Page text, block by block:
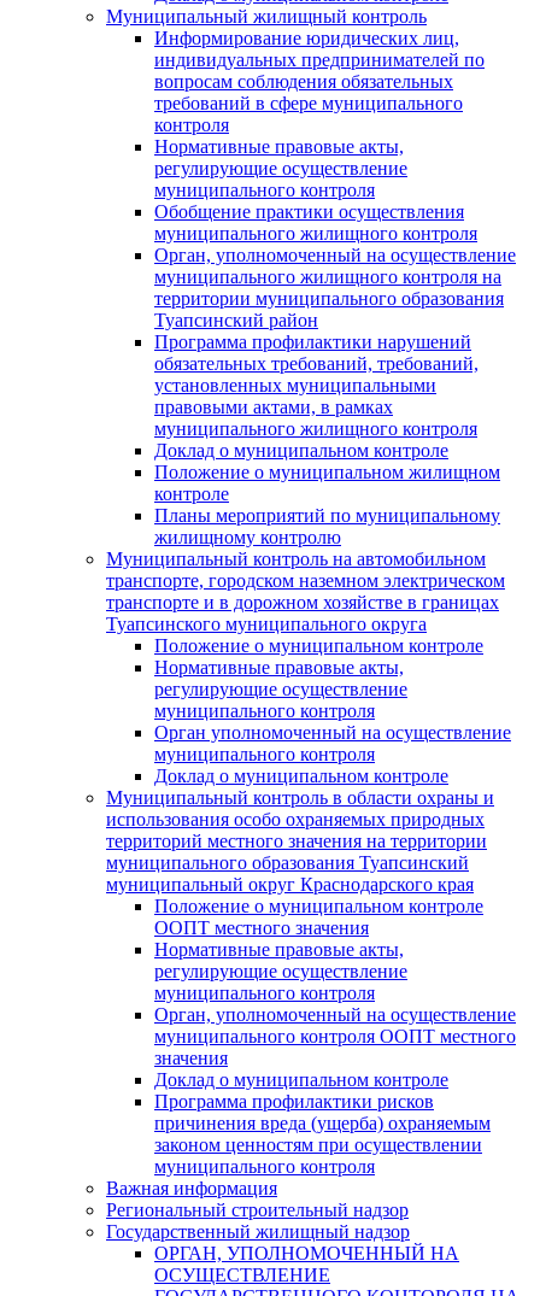
Муниципальный жилищный контроль
Информирование юридических лиц,
индивидуальных предпринимателей по
вопросам соблюдения обязательных
требований в сфере муниципального
контроля
Нормативные правовые акты,
регулирующие осуществление
муниципального контроля
Обобщение практики осуществления
муниципального жилищного контроля
Орган, уполномоченный на осуществление
муниципального жилищного контроля на
территории муниципального образования
Туапсинский район
Программа профилактики нарушений
обязательных требований, требований,
установленных муниципальными
правовыми актами, в рамках
муниципального жилищного контроля
Доклад о муниципальном контроле
Положение о муниципальном жилищном
контроле
Планы мероприятий по муниципальному
жилищному контролю
Муниципальный контроль на автомобильном
транспорте, городском наземном электрическом
транспорте и в дорожном хозяйстве в границах
Туапсинского муниципального округа
Положение о муниципальном контроле
Нормативные правовые акты,
регулирующие осуществление
муниципального контроля
Орган уполномоченный на осуществление
муниципального контроля
Доклад о муниципальном контроле
Муниципальный контроль в области охраны и
использования особо охраняемых природных
территорий местного значения на территории
муниципального образования Туапсинский
муниципальный округ Краснодарского края
Положение о муниципальном контроле
ООПТ местного значения
Нормативные правовые акты,
регулирующие осуществление
муниципального контроля
Орган, уполномоченный на осуществление
муниципального контроля ООПТ местного
значения
Доклад о муниципальном контроле
Программа профилактики рисков
причинения вреда (ущерба) охраняемым
законом ценностям при осуществлении
муниципального контроля
Важная информация
Региональный строительный надзор
Государственный жилищный надзор
ОРГАН, УПОЛНОМОЧЕННЫЙ НА
ОСУЩЕСТВЛЕНИЕ